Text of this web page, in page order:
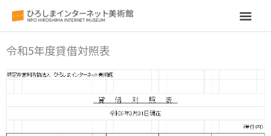
メ
ニ
令和5年度貸借対照表